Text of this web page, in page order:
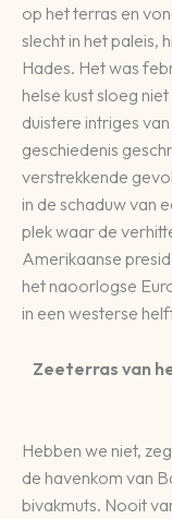
op het terras en
slecht in het paleis,
Hades. Het was
helse kust sloeg
duistere intriges
geschiedenis
verstrekkende
in de schaduw van
plek waar de
Amerikaanse
het naoorlogse
in een westerse
Zeeterras van
Hebben we niet,
de havenkom van
bivakmuts. Nooit